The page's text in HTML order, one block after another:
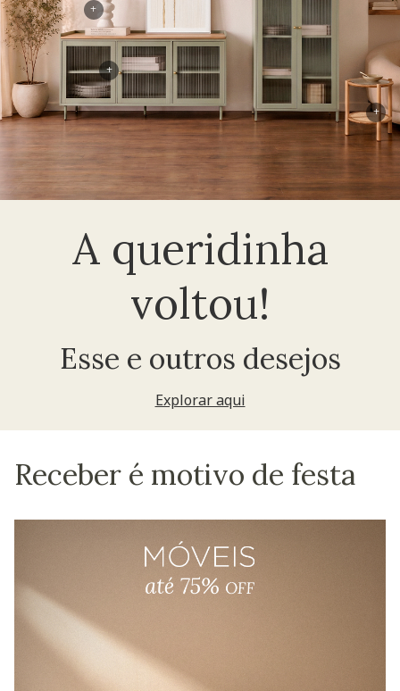
A queridinha
voltou!
Esse e outros desejos
Explorar aqui
+
+
+
Receber é motivo de festa